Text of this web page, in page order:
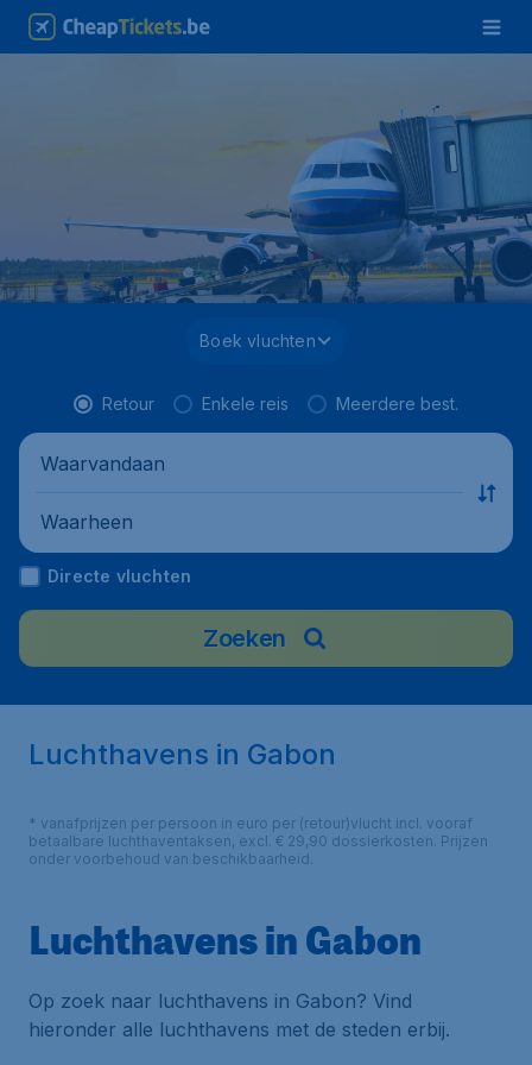
Boek vluchten
Retour Enkele reis Meerdere best.
Waarvandaan
Waarheen
Directe vluchten
Zoeken
Luchthavens in Gabon
* vanafprijzen per persoon in euro per (retour)vlucht incl. vooraf
betaalbare luchthaventaksen, excl. € 29,90 dossierkosten. Prijzen
onder voorbehoud van beschikbaarheid.
Luchthavens in Gabon
Op zoek naar luchthavens in Gabon? Vind
hieronder alle luchthavens met de steden erbij.